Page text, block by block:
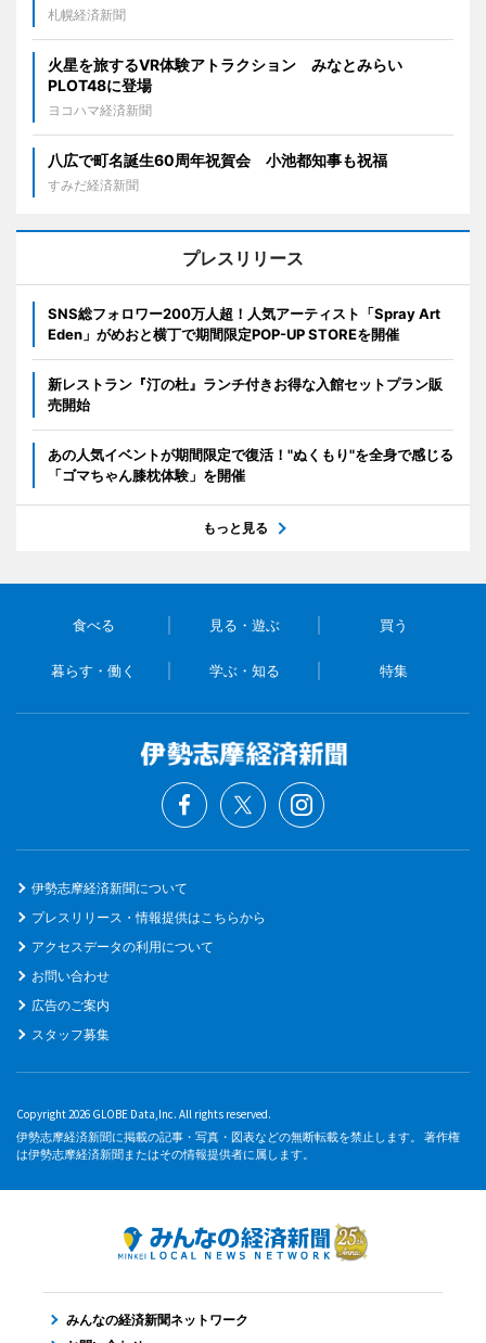
札幌経済新聞
火星を旅するVR体験アトラクション みなとみらい
PLOT48に登場
ヨコハマ経済新聞
八広で町名誕生60周年祝賀会 小池都知事も祝福
すみだ経済新聞
プレスリリース
SNS総フォロワー200万人超！人気アーティスト「Spray Art
Eden」がめおと横丁で期間限定POP-UP STOREを開催
新レストラン『汀の杜』ランチ付きお得な入館セットプラン販
売開始
あの人気イベントが期間限定で復活！"ぬくもり"を全身で感じる
「ゴマちゃん膝枕体験」を開催
もっと見る
食べる 見る・遊ぶ 買う
暮らす・働く 学ぶ・知る 特集
伊勢志摩経済新聞について
プレスリリース・情報提供はこちらから
アクセスデータの利用について
お問い合わせ
広告のご案内
スタッフ募集
Copyright 2026 GLOBE Data,Inc. All rights reserved.
伊勢志摩経済新聞に掲載の記事・写真・図表などの無断転載を禁止します。 著作権
は伊勢志摩経済新聞またはその情報提供者に属します。
みんなの経済新聞ネットワーク